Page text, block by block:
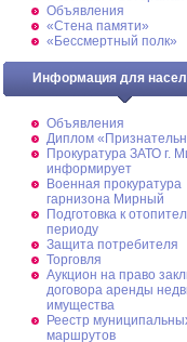
Объявления
«Стена памяти»
«Бессмертный полк»
Информация для
Объявления
Диплом
Прокуратура ЗАТО г.
информирует
Военная прокуратура
гарнизона Мирный
Подготовка к
периоду
Защита потребителя
Торговля
Аукцион на право
договора аренды
имущества
Реестр
маршрутов